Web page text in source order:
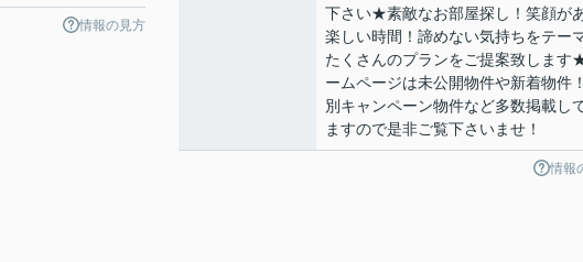
情報の見方
下さい★素敵なお部屋探し！笑顔が
楽しい時間！諦めない気持ちをテー
たくさんのプランをご提案致します
ームページは未公開物件や新着物件
別キャンペーン物件など多数掲載し
ますので是非ご覧下さいませ！
情報